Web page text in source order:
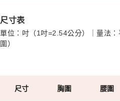
尺寸表
單位：吋（1吋=2.54公分）｜量法
圍）
尺寸 胸圍 腰圍